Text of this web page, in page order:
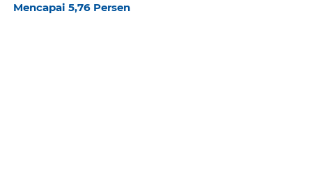
Mencapai 5,76 Persen